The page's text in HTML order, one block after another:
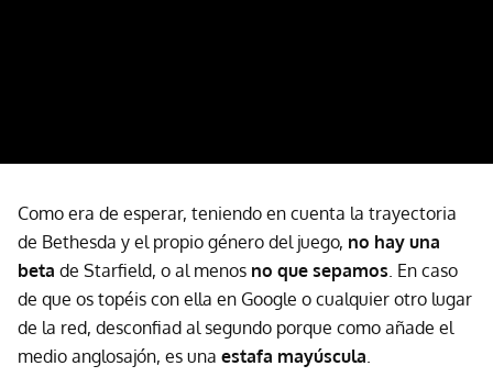
Como era de esperar, teniendo en cuenta la trayectoria
de Bethesda y el propio género del juego, no hay una
beta de Starfield, o al menos no que sepamos . En caso
de que os topéis con ella en Google o cualquier otro lugar
de la red, desconfiad al segundo porque como añade el
medio anglosajón, es una estafa mayúscula